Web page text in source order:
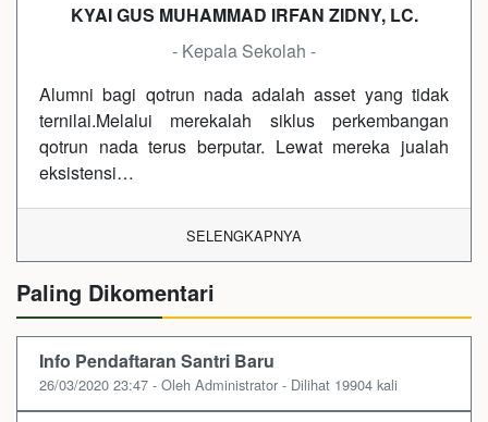
KYAI GUS MUHAMMAD IRFAN ZIDNY, LC.
- Kepala Sekolah -
Alumni bagi qotrun nada adalah asset yang tidak
ternilai.Melalui merekalah siklus perkembangan
qotrun nada terus berputar. Lewat mereka jualah
eksistensi…
SELENGKAPNYA
Paling Dikomentari
Info Pendaftaran Santri Baru
26/03/2020 23:47 - Oleh Administrator - Dilihat 19904 kali